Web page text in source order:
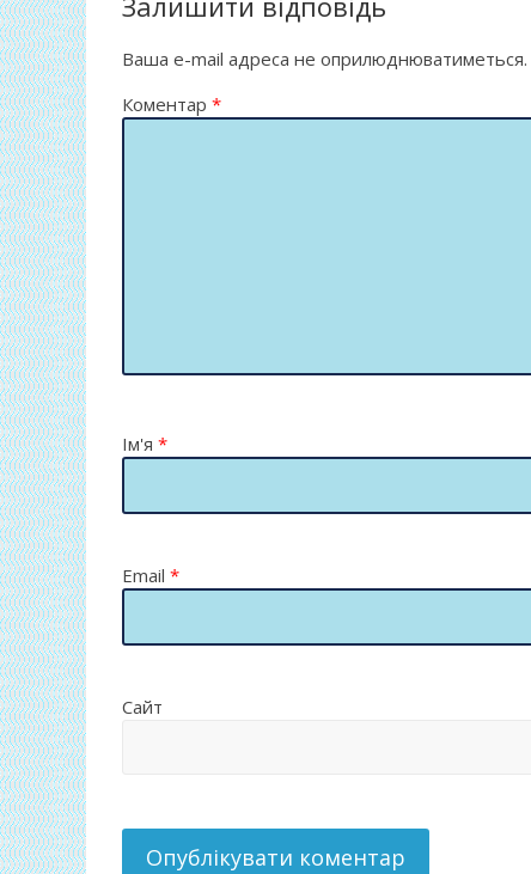
o
k
т
и
Ваша e-mail адреса не оприлюднюватиметься.
Коментар *
Ім'я *
Email *
Сайт